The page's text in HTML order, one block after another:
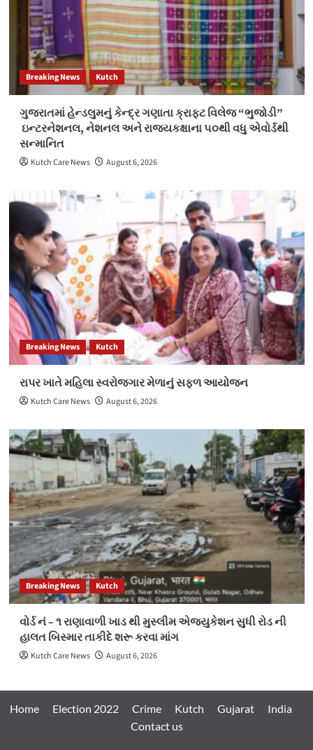
Breaking News Kutch
ગુજરાતમાં હેન્ડલુમનું કેન્દ્ર ગણાતા ક્રાફ્ટ વિલેજ “ભુજોડી”
ઇન્ટરનેશનલ, નેશનલ અને રાજ્યકક્ષાના ૫૦થી વધુ એવોર્ડથી
સન્માનિત
Kutch Care News August 6, 2026
Breaking News Kutch
રાપર ખાતે મહિલા સ્વરોજગાર મેળાનું સફળ આયોજન
Kutch Care News August 6, 2026
Breaking News Kutch
વોર્ડ નં – ૧ રાણાવાળી ખાડ થી મુસ્લીમ એજ્યુકેશન સુધી રોડ ની
હાલત બિસ્માર તાકીદે શરૂ કરવા માંગ
Kutch Care News August 6, 2026
Home Election 2022 Crime Kutch Gujarat
India
Contact us